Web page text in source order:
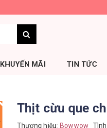
KHUYẾN MÃI TIN TỨC
Thịt cừu que
Thương hiệu: Bowwow